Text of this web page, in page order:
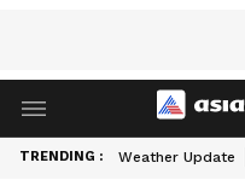
TRENDING : Weather Update